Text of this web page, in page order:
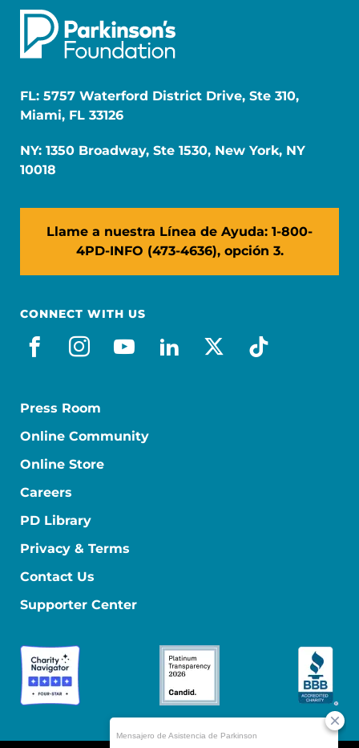
FL: 5757 Waterford District Drive, Ste 310,
Miami, FL 33126
NY: 1350 Broadway, Ste 1530, New York, NY
10018
Llame a nuestra Línea de Ayuda: 1-800-
4PD-INFO (473-4636), opción 3.
CONNECT WITH US
facebook_es
instagram
youtube
linkedin
x-socialtiktok
Press Room
Online Community
Online Store
Careers
PD Library
Privacy & Terms
Contact Us
Supporter Center